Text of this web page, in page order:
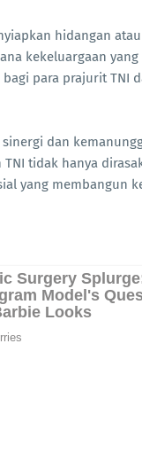
hidangan
kekeluargaan
para prajurit TNI
dan
tidak hanya
yang membangun